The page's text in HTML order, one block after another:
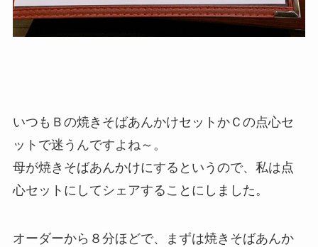
いつもＢの焼きそばあんかけセットかＣの点心セ
ットで迷うんですよね～。
母が焼きそばあんかけにするというので、私は点
心セットにしてシェアすることにしました。
オーダーから８分ほどで、まずは焼きそばあんか